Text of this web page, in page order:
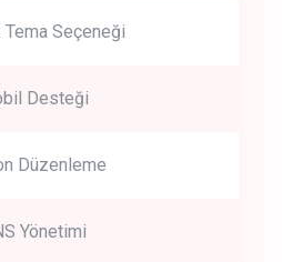
Tema Seçeneği
Desteği
Düzenleme
Yönetimi